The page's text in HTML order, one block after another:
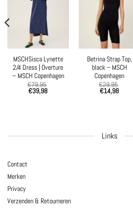
MSCHSisca Lynette
2/4 Dress | Overture
– MSCH Copenhagen
€79,95
€39,98
Betrina Strap Top,
black – MSCH
Copenhagen
€29,95
€14,98
Links
Contact
Merken
Privacy
Verzenden & Retourneren